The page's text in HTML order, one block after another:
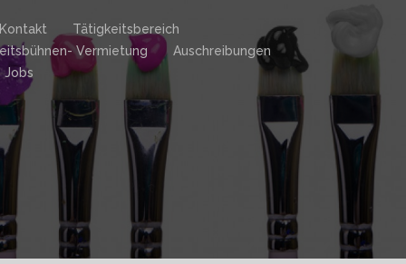
Kontakt
Tätigkeitsbereich
Vermietung
Auschreibungen
Jobs